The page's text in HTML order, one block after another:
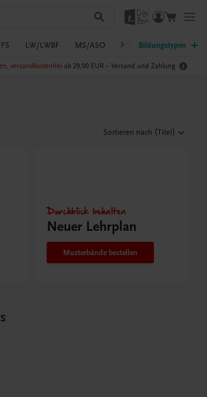
LW/LWBF MS/ASO Pflege PTS
Bildungstypen
versandkostenfrei ab 29,00 EUR – Versand und Zahlung
Sortieren nach (Titel)
Durchblick behalten
Neuer Lehrplan
Musterbände bestellen